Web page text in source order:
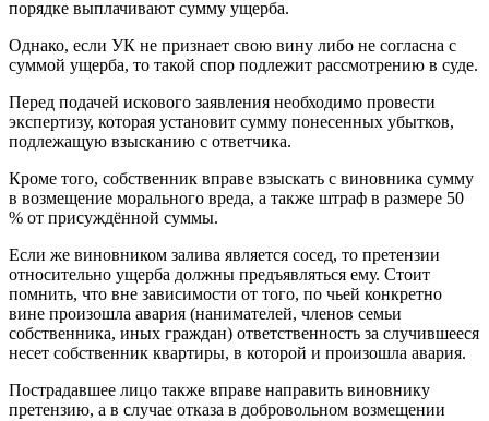
порядке выплачивают сумму ущерба.
Однако, если УК не признает свою вину либо не согласна с
суммой ущерба, то такой спор подлежит рассмотрению в суде.
Перед подачей искового заявления необходимо провести
экспертизу, которая установит сумму понесенных убытков,
подлежащую взысканию с ответчика.
Кроме того, собственник вправе взыскать с виновника сумму
в возмещение морального вреда, а также штраф в размере 50
% от присуждённой суммы.
Если же виновником залива является сосед, то претензии
относительно ущерба должны предъявляться ему. Стоит
помнить, что вне зависимости от того, по чьей конкретно
вине произошла авария (нанимателей, членов семьи
собственника, иных граждан) ответственность за случившееся
несет собственник квартиры, в которой и произошла авария.
Пострадавшее лицо также вправе направить виновнику
претензию, а в случае отказа в добровольном возмещении